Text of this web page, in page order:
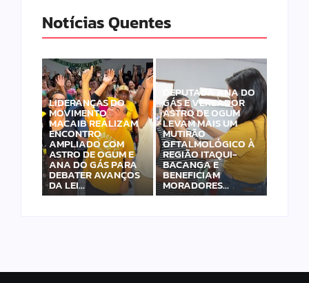
Notícias Quentes
LIDERANÇAS DO
MOVIMENTO
MACAIB REALIZAM
ENCONTRO
AMPLIADO COM
ASTRO DE OGUM E
ANA DO GÁS PARA
DEBATER AVANÇOS
DA LEI…
DEPUTADA ANA DO
GÁS E VEREADOR
ASTRO DE OGUM
LEVAM MAIS UM
MUTIRÃO
OFTALMOLÓGICO À
REGIÃO ITAQUI-
BACANGA E
BENEFICIAM
MORADORES…